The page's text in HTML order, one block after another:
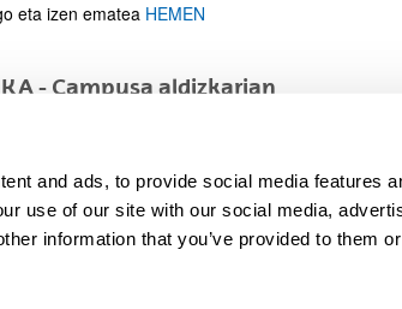
and ads, to provide social media features
use of our site with our social media,
information that you’ve provided to them
eta izen ematea HEMEN
- Campusa aldizkarian